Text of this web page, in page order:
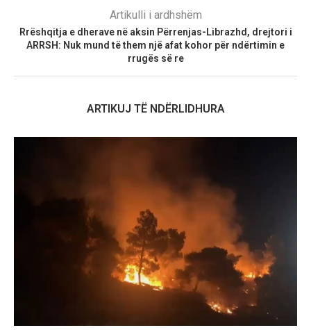
Artikulli i ardhshëm
Rrëshqitja e dherave në aksin Përrenjas-Librazhd, drejtori i
ARRSH: Nuk mund të them një afat kohor për ndërtimin e
rrugës së re
ARTIKUJ TË NDËRLIDHURA